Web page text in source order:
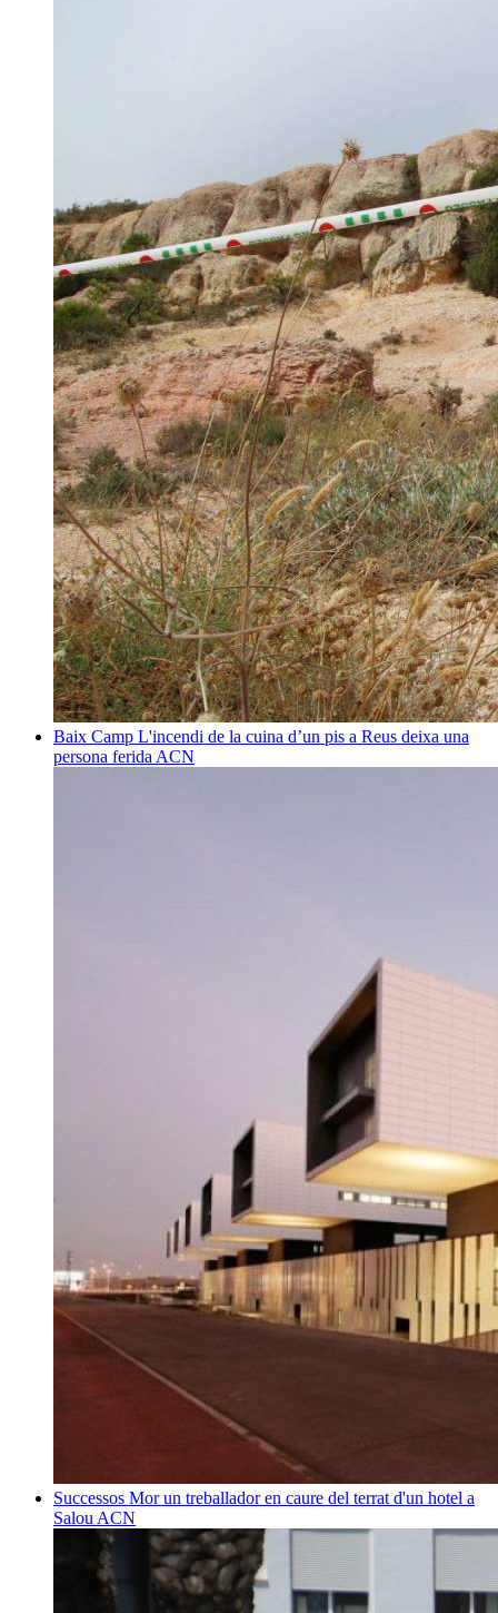
Baix Camp L'incendi de la cuina d’un pis a Reus deixa una
persona ferida ACN
Successos Mor un treballador en caure del terrat d'un hotel a
Salou ACN